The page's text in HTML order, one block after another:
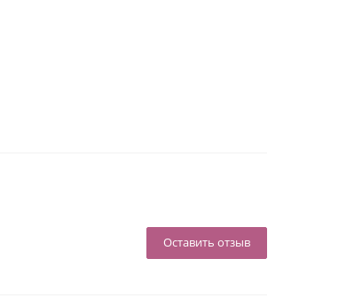
Оставить отзыв